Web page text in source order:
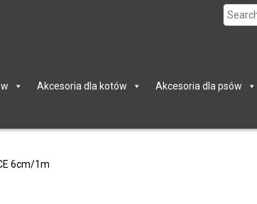
Search
Akcesoria dla kotów Akcesoria dla psów
6cm/1m